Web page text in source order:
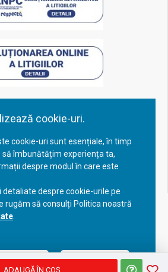
cookie-uri.
cookie-uri sunt esențiale, în timp
să îmbunătățim experiența ta,
despre modul în care este
despre cookie-urile pe
rugăm să consulți Politica noastră
curente Configurează
ADAUGĂ ÎN COŞ